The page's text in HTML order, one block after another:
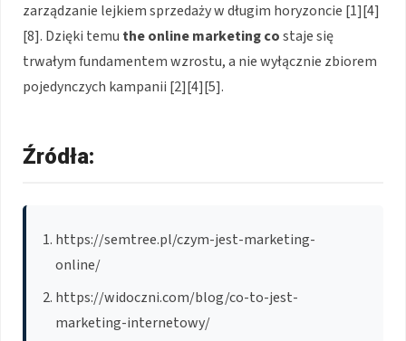
zarządzanie lejkiem sprzedaży w długim horyzoncie [1][4]
[8]. Dzięki temu the online marketing costaje się
trwałym fundamentem wzrostu, a nie wyłącznie zbiorem
pojedynczych kampanii [2][4][5].
Źródła:
https://semtree.pl/czym-jest-marketing-
online/
https://widoczni.com/blog/co-to-jest-
marketing-internetowy/